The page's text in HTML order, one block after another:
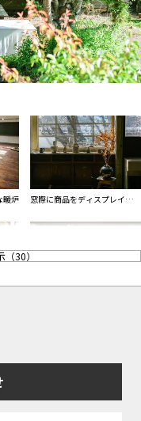
暖炉
窓際に商品をディスプレイして
こ
梁や木サッシなどから風情が感
（30）